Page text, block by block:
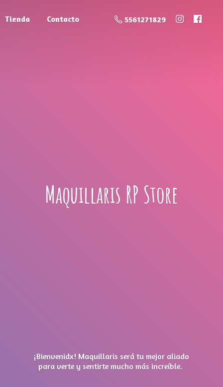
Tienda Contacto 5561271829
Maquillaris RP Store
¡Bienvenidx! Maquillaris será tu mejor aliado
para verte y sentirte mucho más increíble.